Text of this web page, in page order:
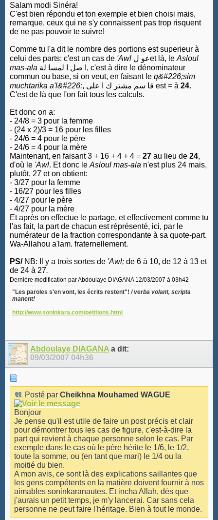
Salam modi Sinéra!
C'est bien répondu et ton exemple et bien choisi mais,
remarque, ceux qui ne s'y connaissent pas trop risquent
de ne pas pouvoir te suivre!
Comme tu l'a dit le nombre des portions est superieur à
celui des parts: c'est un cas de 'Awl عو لet là, le Asloul
mas-ala ا صل ا لمسا لة , c'est à dire le dénominateur
commun ou base, si on veut, en faisant le q&#226;sim
muchtarika a'l&#226;, قا سم مشتر ك ا على est = à 24.
C'est de là que l'on fait tous les calculs.
Et donc on a:
- 24/8 = 3 pour la femme
- (24 x 2)/3 = 16 pour les filles
- 24/6 = 4 pour le père
- 24/6 = 4 pour la mère
Maintenant, en faisant 3 + 16 + 4 + 4 = 27 au lieu de 24,
d'où le 'Awl. Et donc le Asloul mas-ala n'est plus 24 mais,
plutôt, 27 et on obtient:
- 3/27 pour la femme
- 16/27 pour les filles
- 4/27 pour le père
- 4/27 pour la mère
Et après on effectue le partage, et effectivement comme tu
l'as fait, la part de chacun est réprésenté, ici, par le
numérateur de la fraction correspondante à sa quote-part.
Wa-Allahou a'lam. fraternellement.
PS/NB: Il y a trois sortes de 'Awl; de 6 à 10, de 12 à 13 et
de 24 à 27.
Dernière modification par Abdoulaye DIAGANA 12/03/2007 à 03h42
"Les paroles s'en vont, les écrits restent"! / verba volant, scripta
manent!
http://www.soninkara.com/petitions.html
Abdoulaye DIAGANA a dit:
09/03/2007 04h36
Posté par Cheikhna Mouhamed WAGUE
Bonjour
Je pense qu'il est utile de faire un post précis et clair
pour démontrer tous les cas de figure, c'est-à-dire la
part qui revient à chaque personne selon le cas. Par
exemple dans le cas où le père hérite le 1/6, le 1/2,
toute la somme, ou (en tant que mari) le 1/4 ou la
moitié du bien.
A mon avis, ce sont là des explications saillantes que
les gens compétents en la matière doivent fournir à nos
aimables soninkaranautes. Et incha Allah, dès que
j'aurais un petit temps, je m'y lancerai. Car sans cela
personne ne peut faire l'héritage. Bien à tout le monde.